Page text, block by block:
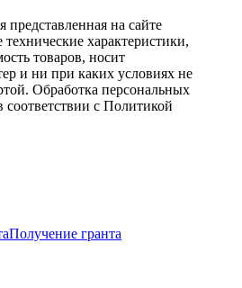
на сайте
характеристики,
товаров, носит
и ни при каких условиях не
Обработка персональных
соответствии с Политикой
Получение гранта